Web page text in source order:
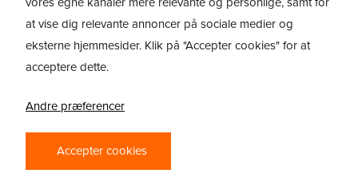
STRIKE 2 OG
LIGHTSPRAY
CLOUDBOOM
STRIKE 2 – LETTE
MARATONLØBESKO
at vise dig relevante annoncer på sociale medier og
eksterne hjemmesider. Klik på "Accepter cookies" for at
acceptere dette.
Andre præferencer
Accepter cookies